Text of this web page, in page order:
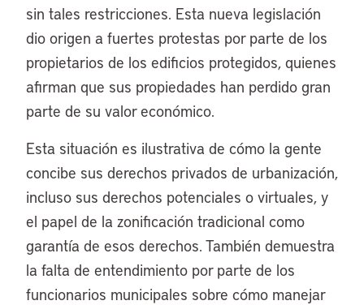
sin tales restricciones. Esta nueva legislación
dio origen a fuertes protestas por parte de los
propietarios de los edificios protegidos, quienes
afirman que sus propiedades han perdido gran
parte de su valor económico.
Esta situación es ilustrativa de cómo la gente
concibe sus derechos privados de urbanización,
incluso sus derechos potenciales o virtuales, y
el papel de la zonificación tradicional como
garantía de esos derechos. También demuestra
la falta de entendimiento por parte de los
funcionarios municipales sobre cómo manejar